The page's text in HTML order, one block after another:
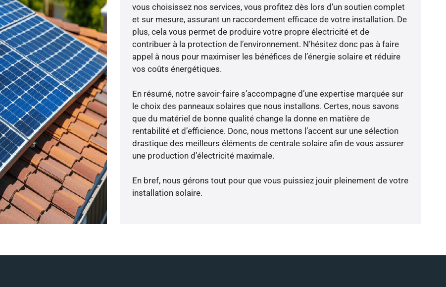
vous choisissez nos services, vous profitez dès lors d’un soutien complet
et sur mesure, assurant un raccordement efficace de votre installation. De
plus, cela vous permet de produire votre propre électricité et de
contribuer à la protection de l’environnement. N’hésitez donc pas à faire
appel à nous pour maximiser les bénéfices de l’énergie solaire et réduire
vos coûts énergétiques.
En résumé, notre savoir-faire s’accompagne d’une expertise marquée sur
le choix des panneaux solaires que nous installons. Certes, nous savons
que du matériel de bonne qualité change la donne en matière de
rentabilité et d’efficience. Donc, nous mettons l’accent sur une sélection
drastique des meilleurs éléments de centrale solaire afin de vous assurer
une production d’électricité maximale.
En bref, nous gérons tout pour que vous puissiez jouir pleinement de votre
installation solaire.